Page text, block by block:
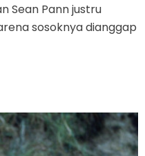
Sean Pann justru
sosoknya dianggap